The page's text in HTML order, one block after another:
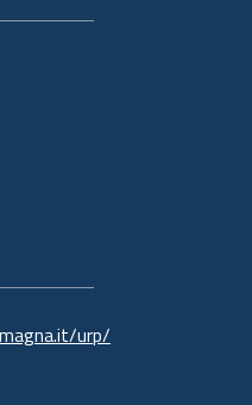
urp/